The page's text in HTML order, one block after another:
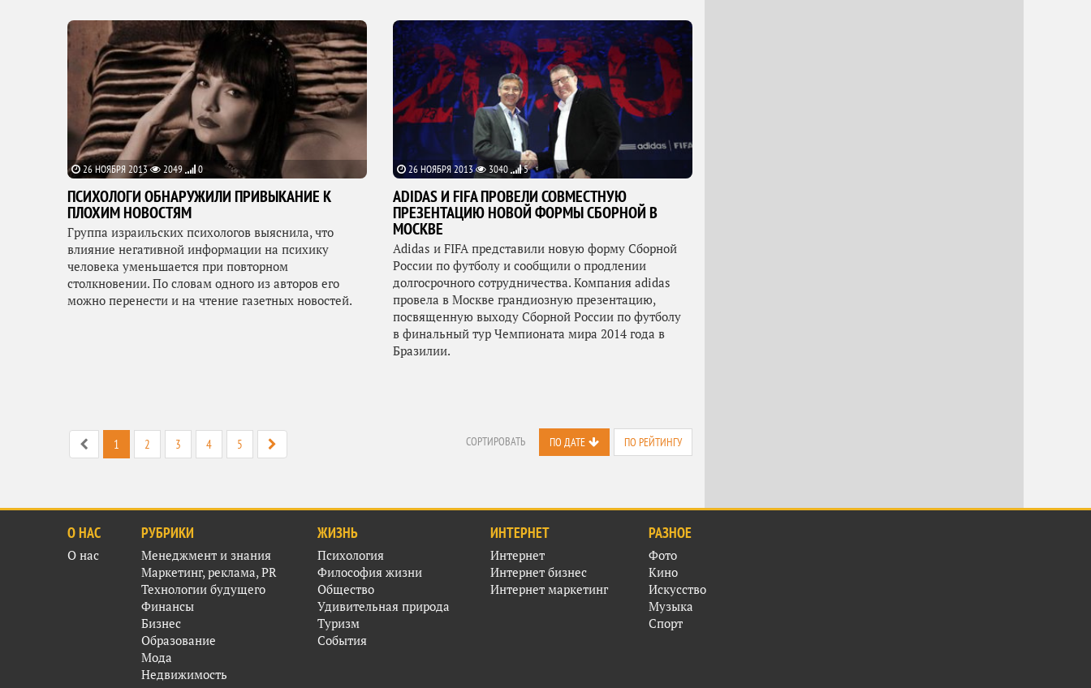
26 НОЯБРЯ 2013 2049 0
ПСИХОЛОГИ ОБНАРУЖИЛИ ПРИВЫКАНИЕ К
ПЛОХИМ НОВОСТЯМ
Группа израильских психологов выяснила, что
влияние негативной информации на психику
человека уменьшается при повторном
столкновении. По словам одного из авторов его
можно перенести и на чтение газетных новостей.
26 НОЯБРЯ 2013 3040 5
ADIDAS И FIFA ПРОВЕЛИ СОВМЕСТНУЮ
ПРЕЗЕНТАЦИЮ НОВОЙ ФОРМЫ СБОРНОЙ В
МОСКВЕ
Adidas и FIFA представили новую форму Сборной
России по футболу и сообщили о продлении
долгосрочного сотрудничества. Компания adidas
провела в Москве грандиозную презентацию,
посвященную выходу Сборной России по футболу
в финальный тур Чемпионата мира 2014 года в
Бразилии.
1 2 3 4 5 СОРТИРОВАТЬ ПО ДАТЕ ПО РЕЙТИНГУ
О НАС
О нас
РУБРИКИ
Менеджмент и знания
Маркетинг, реклама, PR
Технологии будущего
Финансы
Бизнес
Образование
Мода
Недвижимость
ЖИЗНЬ
Психология
Философия жизни
Общество
Удивительная природа
Туризм
События
ИНТЕРНЕТ
Интернет
Интернет бизнес
Интернет маркетинг
РАЗНОЕ
Фото
Кино
Искусство
Музыка
Спорт